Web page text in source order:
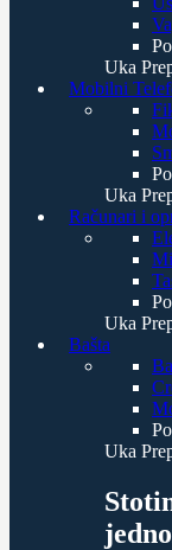
Uka
Mobilni
Uka
Računari i
Uka
Bašta
Uka